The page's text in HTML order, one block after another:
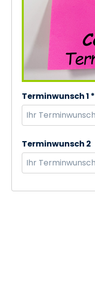
Terminwunsch 1 *
Terminwunsch 2